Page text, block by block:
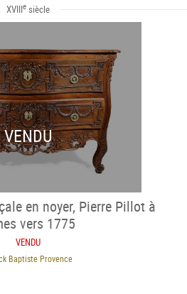
XVIIIesiècle
VENDU
en noyer, Pierre Pillot à
vers 1775
VENDU
Baptiste Provence